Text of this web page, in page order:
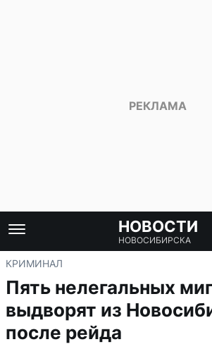
НОВОСТИ
НОВОСИБИРСКА
КРИМИНАЛ
Пять нелегальных
выдворят из
после рейда